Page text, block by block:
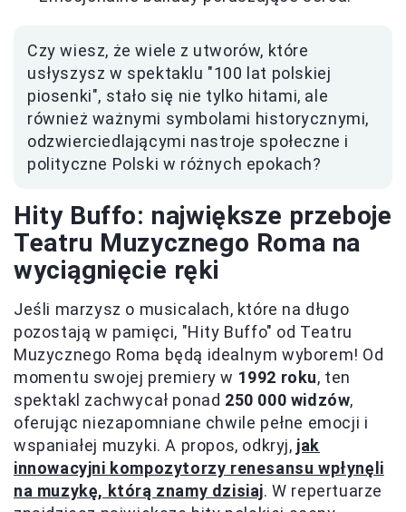
Czy wiesz, że wiele z utworów, które
usłyszysz w spektaklu "100 lat polskiej
piosenki", stało się nie tylko hitami, ale
również ważnymi symbolami historycznymi,
odzwierciedlającymi nastroje społeczne i
polityczne Polski w różnych epokach?
Hity Buffo: największe przeboje
Teatru Muzycznego Roma na
wyciągnięcie ręki
Jeśli marzysz o musicalach, które na długo
pozostają w pamięci, "Hity Buffo" od Teatru
Muzycznego Roma będą idealnym wyborem! Od
momentu swojej premiery w 1992 roku, ten
spektakl zachwycał ponad 250 000 widzów,
oferując niezapomniane chwile pełne emocji i
wspaniałej muzyki. A propos, odkryj, jak
innowacyjni kompozytorzy renesansu wpłynęli
na muzykę, którą znamy dzisiaj. W repertuarze